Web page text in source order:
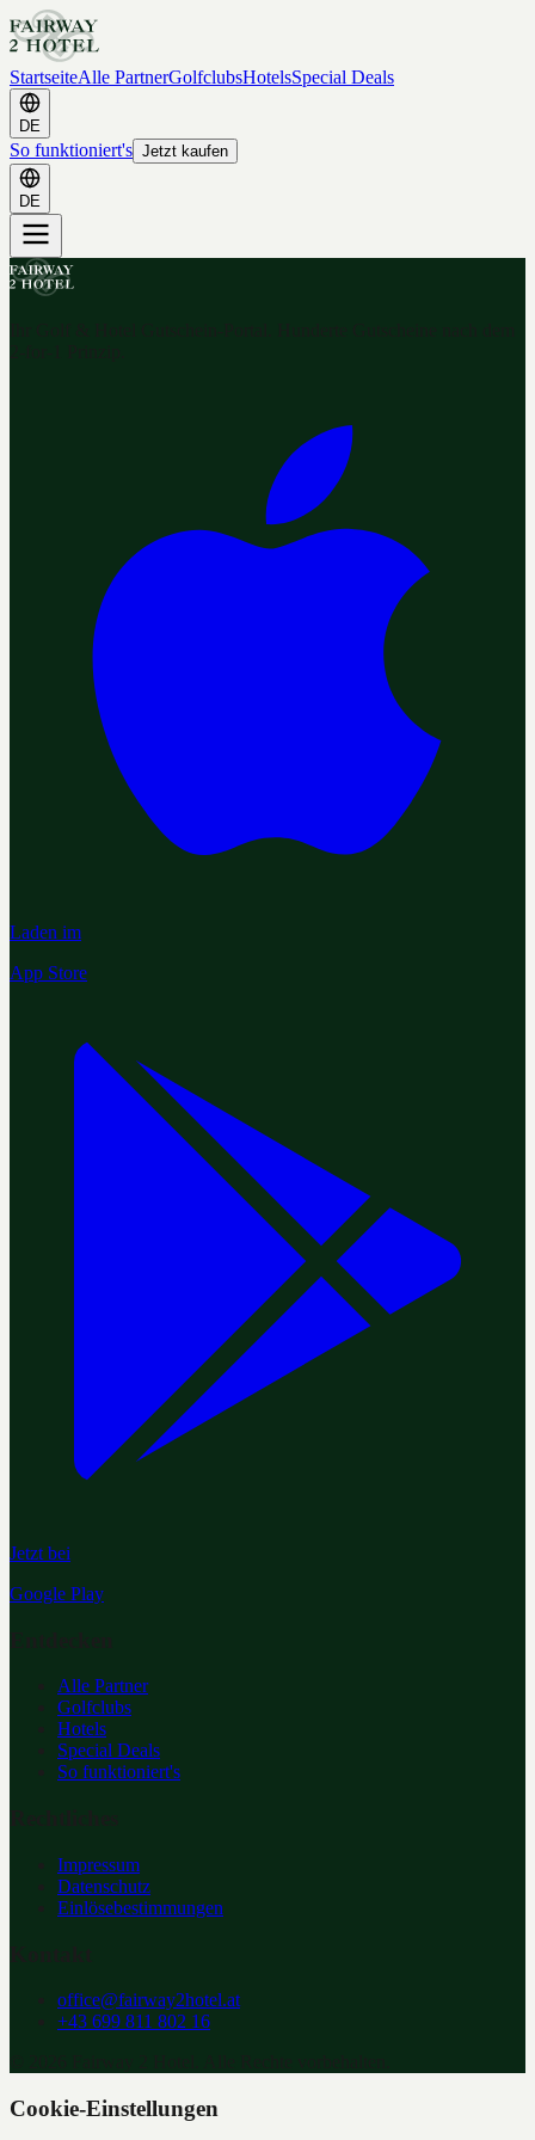
StartseiteAlle PartnerGolfclubsHotelsSpecial Deals
DE
So funktioniert's Jetzt kaufen
DE
Laden im
App Store
Jetzt bei
Google Play
Alle Partner
Golfclubs
Hotels
Special Deals
So funktioniert's
Impressum
Datenschutz
Einlösebestimmungen
office@fairway2hotel.at
+43 699 811 802 16
Cookie-Einstellungen